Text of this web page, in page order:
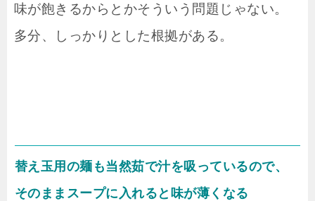
味が飽きるからとかそういう問題じゃない。
多分、しっかりとした根拠がある。
替え玉用の麺も当然茹で汁を吸っているので、
そのままスープに入れると味が薄くなる